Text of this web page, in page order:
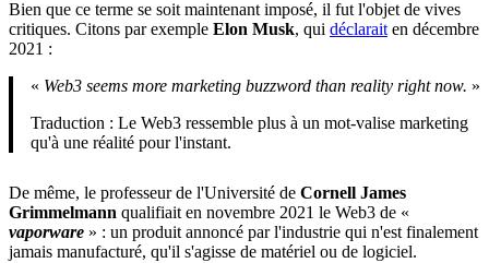
Bien que ce terme se soit maintenant imposé, il fut l'objet de vives
critiques. Citons par exemple Elon Musk, qui déclarait en décembre
2021 :
« Web3 seems more marketing buzzword than reality right now. »
Traduction : Le Web3 ressemble plus à un mot-valise marketing
qu'à une réalité pour l'instant.
De même, le professeur de l'Université de Cornell James
Grimmelmann qualifiait en novembre 2021 le Web3 de «
vaporware » : un produit annoncé par l'industrie qui n'est finalement
jamais manufacturé, qu'il s'agisse de matériel ou de logiciel.